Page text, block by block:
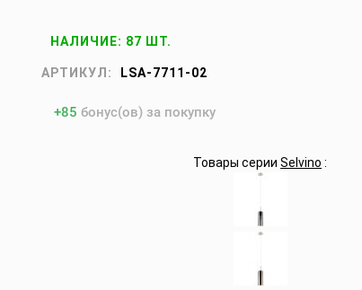
НАЛИЧИЕ: 87 ШТ.
АРТИКУЛ: LSA-7711-02
+85 бонус(ов) за покупку
Товары серииSelvino :